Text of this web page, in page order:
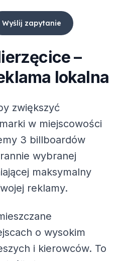
Wyślij zapytanie
–
lokalna
zwiększyć
w miejscowości
3 billboardów
wybranej
maksymalny
reklamy.
o wysokim
i kierowców. To